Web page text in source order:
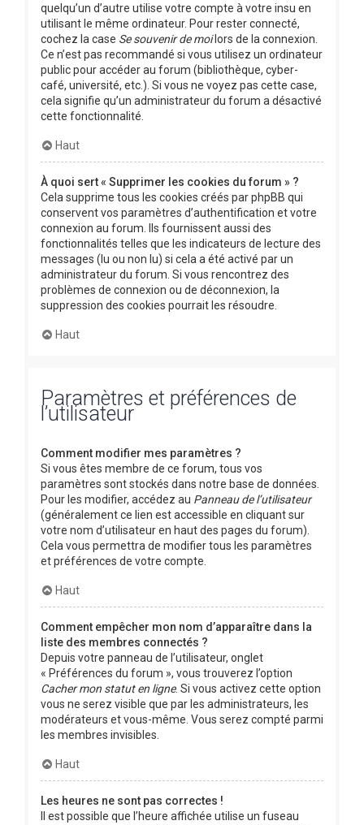
quelqu’un d’autre utilise votre compte à votre insu en
utilisant le même ordinateur. Pour rester connecté,
cochez la case Se souvenir de moilors de la connexion.
Ce n’est pas recommandé si vous utilisez un ordinateur
public pour accéder au forum (bibliothèque, cyber-
café, université, etc.). Si vous ne voyez pas cette case,
cela signifie qu’un administrateur du forum a désactivé
cette fonctionnalité.
Haut
À quoi sert « Supprimer les cookies du forum » ?
Cela supprime tous les cookies créés par phpBB qui
conservent vos paramètres d’authentification et votre
connexion au forum. Ils fournissent aussi des
fonctionnalités telles que les indicateurs de lecture des
messages (lu ou non lu) si cela a été activé par un
administrateur du forum. Si vous rencontrez des
problèmes de connexion ou de déconnexion, la
suppression des cookies pourrait les résoudre.
Haut
Paramètres et préférences de
l’utilisateur
Comment modifier mes paramètres ?
Si vous êtes membre de ce forum, tous vos
paramètres sont stockés dans notre base de données.
Pour les modifier, accédez au Panneau de l’utilisateur
(généralement ce lien est accessible en cliquant sur
votre nom d’utilisateur en haut des pages du forum).
Cela vous permettra de modifier tous les paramètres
et préférences de votre compte.
Haut
Comment empêcher mon nom d’apparaître dans la
liste des membres connectés ?
Depuis votre panneau de l’utilisateur, onglet
« Préférences du forum », vous trouverez l’option
Cacher mon statut en ligne. Si vous activez cette option
vous ne serez visible que par les administrateurs, les
modérateurs et vous-même. Vous serez compté parmi
les membres invisibles.
Haut
Les heures ne sont pas correctes !
Il est possible que l’heure affichée utilise un fuseau